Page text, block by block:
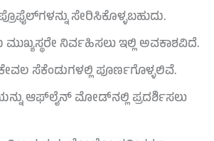
ಸೇರಿಸಿಕೊಳ್ಳಬಹುದು.
ನಿರ್ವಹಿಸಲು ಇಲ್ಲಿ ಅವಕಾಶವಿದೆ.
ಸೆಕೆಂಡುಗಳಲ್ಲಿ ಪೂರ್ಣಗೊಳ್ಳಲಿವೆ.
ಆಫ್‌ಲೈನ್ ಮೋಡ್‌ನಲ್ಲಿ ಪ್ರದರ್ಶಿಸಲು